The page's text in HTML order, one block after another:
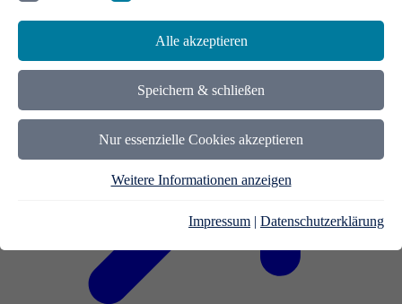
Alle akzeptieren
Speichern & schließen
Nur essenzielle Cookies akzeptieren
Weitere Informationen anzeigen
Impressum | Datenschutzerklärung